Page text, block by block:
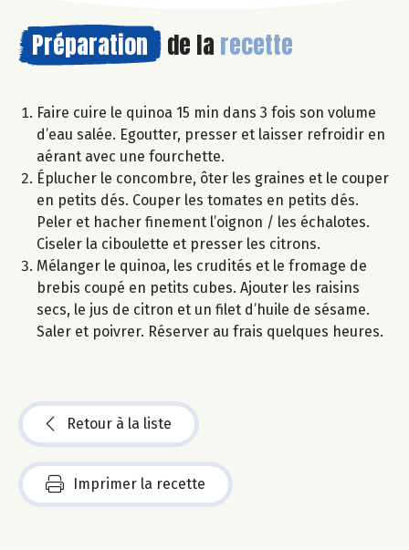
Préparation de la recette
Faire cuire le quinoa 15 min dans 3 fois son volume
d’eau salée. Egoutter, presser et laisser refroidir en
aérant avec une fourchette.
Éplucher le concombre, ôter les graines et le couper
en petits dés. Couper les tomates en petits dés.
Peler et hacher finement l’oignon / les échalotes.
Ciseler la ciboulette et presser les citrons.
Mélanger le quinoa, les crudités et le fromage de
brebis coupé en petits cubes. Ajouter les raisins
secs, le jus de citron et un filet d’huile de sésame.
Saler et poivrer. Réserver au frais quelques heures.
Retour à la liste
Imprimer la recette